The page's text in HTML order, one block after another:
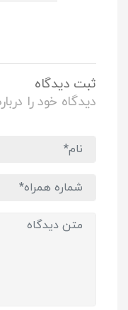
ثبت دیدگاه
دیدگاه خود را